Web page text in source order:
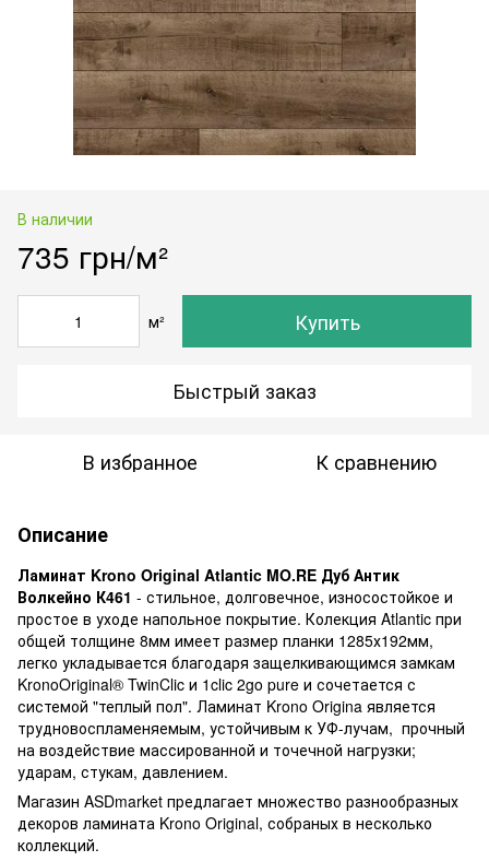
В наличии
735 грн/м²
м² Купить
Быстрый заказ
В избранное К сравнению
Описание
Ламинат Krono Original Atlantic MO.RE Дуб Антик
Волкейно К461 - стильное, долговечное, износостойкое и
простое в уходе напольное покрытие. Колекция Atlantic при
общей толщине 8мм имеет размер планки 1285х192мм,
легко укладывается благодаря защелкивающимся замкам
KronoOriginal® TwinClic и 1clic 2go pure и сочетается с
системой "теплый пол". Ламинат Krono Origina является
трудновоспламеняемым, устойчивым к УФ-лучам, прочный
на воздействие массированной и точечной нагрузки;
ударам, стукам, давлением.
Магазин ASDmarket предлагает множество разнообразных
декоров ламината Krono Original, собраных в несколько
коллекций.